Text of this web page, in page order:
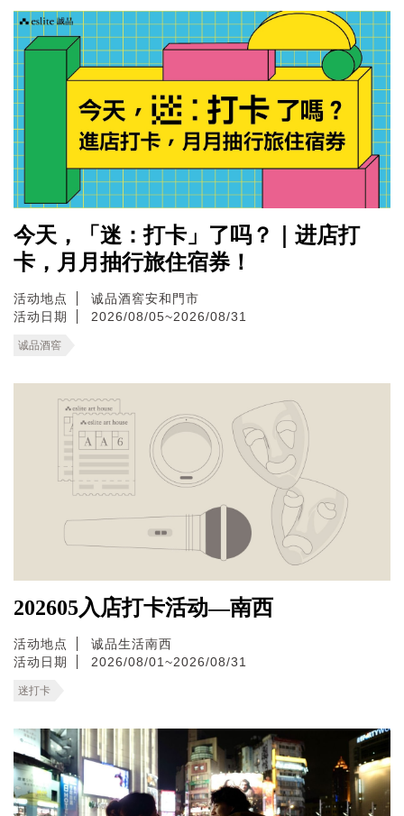
今天，「迷：打卡」了吗？｜进店打
卡，月月抽行旅住宿券！
活动地点
诚品酒窖安和門市
活动日期
2026/08/05~2026/08/31
诚品酒窖
202605入店打卡活动—南西
活动地点
诚品生活南西
活动日期
2026/08/01~2026/08/31
迷打卡